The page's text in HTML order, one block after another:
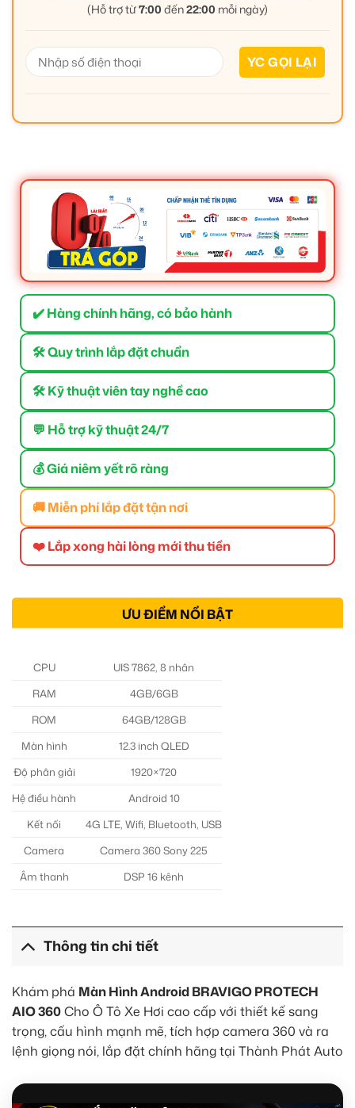
(Hỗ trợ từ7:00 đến22:00 mỗi ngày)
✔️ Hàng chính hãng, có bảo hành
🛠 Quy trình lắp đặt chuẩn
🛠 Kỹ thuật viên tay nghề cao
💬 Hỗ trợ kỹ thuật 24/7
💰 Giá niêm yết rõ ràng
🚚 Miễn phí lắp đặt tận nơi
❤️ Lắp xong hài lòng mới thu tiền
ƯU ĐIỂM NỔI BẬT
CPU
UIS 7862, 8 nhân
RAM
4GB/6GB
ROM
64GB/128GB
Màn hình
12.3 inch QLED
Độ phân giải
1920×720
Hệ điều hành
Android 10
Kết nối
4G LTE, Wifi, Bluetooth, USB
Camera
Camera 360 Sony 225
Âm thanh
DSP 16 kênh
Thông tin chi tiết
Khám phá Màn Hình Android BRAVIGO PROTECH
AIO 360Cho Ô Tô Xe Hơi cao cấp với thiết kế sang
trọng, cấu hình mạnh mẽ, tích hợp camera 360 và ra
lệnh giọng nói, lắp đặt chính hãng tại Thành Phát Auto